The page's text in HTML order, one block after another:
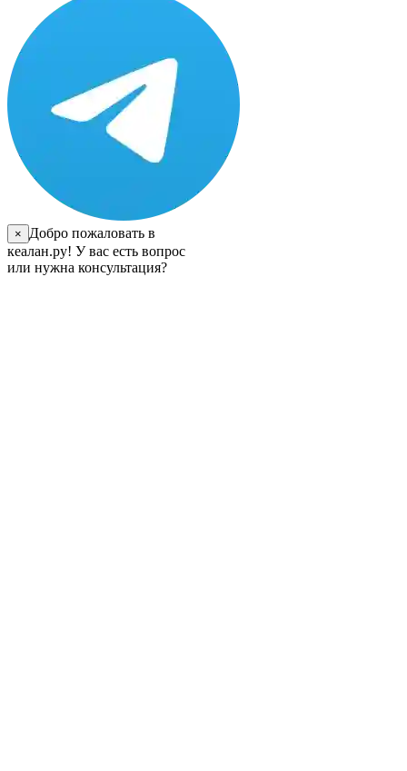
×
Добро пожаловать в
кеалан.ру! У вас есть вопрос
или нужна консультация?